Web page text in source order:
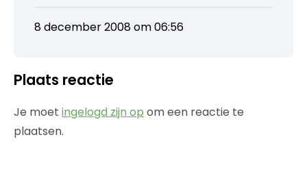
8 december 2008 om 06:56
Plaats reactie
Je moet ingelogd zijn op om een reactie te
plaatsen.